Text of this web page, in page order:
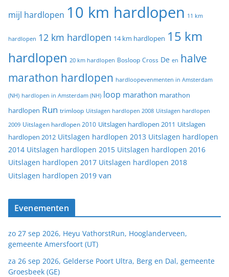
mijl hardlopen 10 km hardlopen 11 km
hardlopen 12 km hardlopen 14 km hardlopen 15 km
hardlopen 20 km hardlopen Bosloop Cross De en halve
marathon hardlopen hardloopevenmenten in Amsterdam
(NH) hardlopen in Amsterdam (NH) loop marathon marathon
hardlopen Run trimloop Uitslagen hardlopen 2008 Uitslagen hardlopen
2009 Uitslagen hardlopen 2010 Uitslagen hardlopen 2011 Uitslagen
hardlopen 2012 Uitslagen hardlopen 2013 Uitslagen hardlopen
2014 Uitslagen hardlopen 2015 Uitslagen hardlopen 2016
Uitslagen hardlopen 2017 Uitslagen hardlopen 2018
Uitslagen hardlopen 2019 van
Evenementen
zo 27 sep 2026, Heyu VathorstRun, Hooglanderveen,
gemeente Amersfoort (UT)
za 26 sep 2026, Gelderse Poort Ultra, Berg en Dal, gemeente
Groesbeek (GE)